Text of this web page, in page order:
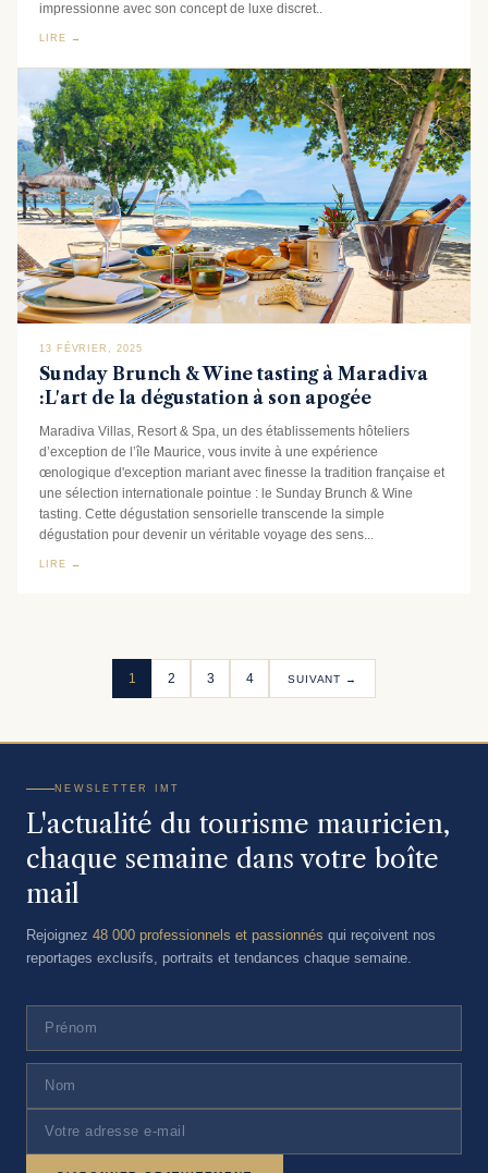
impressionne avec son concept de luxe discret..
LIRE →
13 FÉVRIER, 2025
Sunday Brunch & Wine tasting à Maradiva
:L'art de la dégustation à son apogée
Maradiva Villas, Resort & Spa, un des établissements hôteliers
d’exception de l’île Maurice, vous invite à une expérience
œnologique d'exception mariant avec finesse la tradition française et
une sélection internationale pointue : le Sunday Brunch & Wine
tasting. Cette dégustation sensorielle transcende la simple
dégustation pour devenir un véritable voyage des sens...
LIRE →
1 2 3 4 SUIVANT →
NEWSLETTER IMT
L'actualité du tourisme mauricien,
chaque semaine dans votre boîte
mail
Rejoignez 48 000 professionnels et passionnés qui reçoivent nos
reportages exclusifs, portraits et tendances chaque semaine.